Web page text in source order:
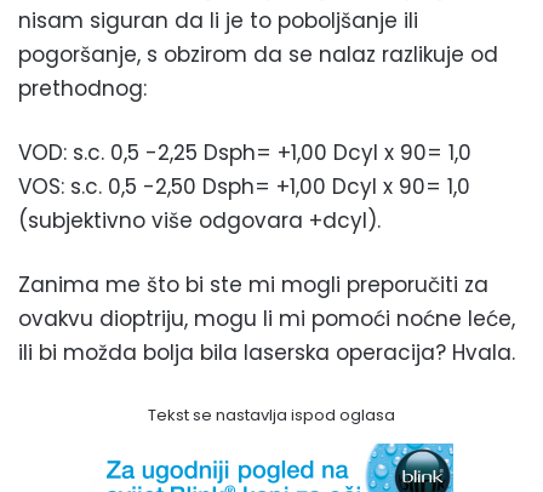
nisam siguran da li je to poboljšanje ili
pogoršanje, s obzirom da se nalaz razlikuje od
prethodnog:
VOD: s.c. 0,5 -2,25 Dsph= +1,00 Dcyl x 90= 1,0
VOS: s.c. 0,5 -2,50 Dsph= +1,00 Dcyl x 90= 1,0
(subjektivno više odgovara +dcyl).
Zanima me što bi ste mi mogli preporučiti za
ovakvu dioptriju, mogu li mi pomoći noćne leće,
ili bi možda bolja bila laserska operacija? Hvala.
Tekst se nastavlja ispod oglasa